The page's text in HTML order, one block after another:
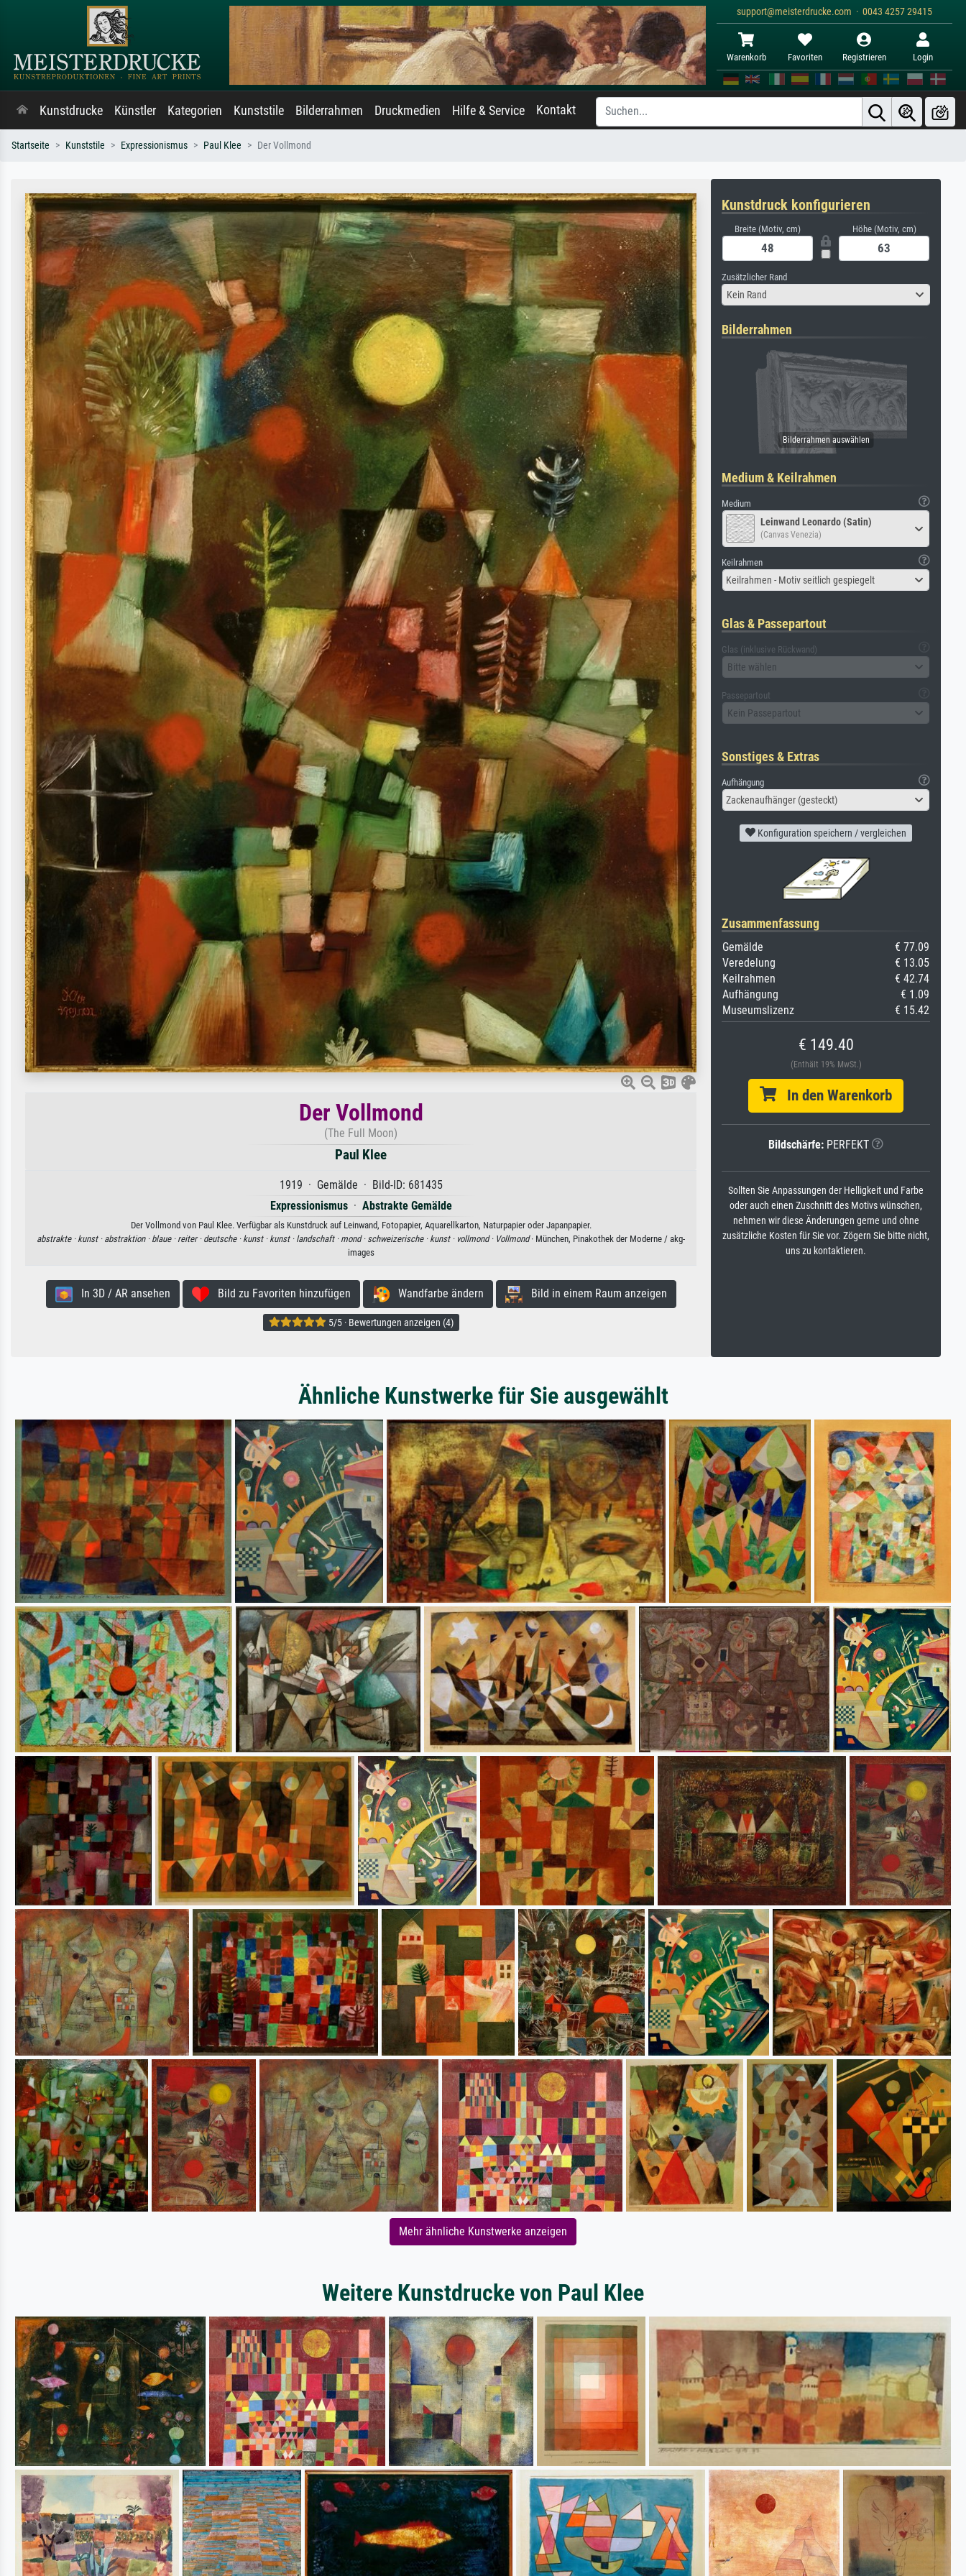
support@meisterdrucke.com · 0043 4257 29415
Warenkorb Favoriten Registrieren Login
Kunstdrucke Künstler Kategorien Kunststile Bilderrahmen Druckmedien Hilfe & Service Kontakt
Startseite Kunststile Expressionismus Paul Klee Der Vollmond
Der Vollmond
(The Full Moon)
Paul Klee
1919 · Gemälde · Bild-ID: 681435
Expressionismus· Abstrakte Gemälde
Der Vollmond von Paul Klee. Verfügbar als Kunstdruck auf Leinwand, Fotopapier, Aquarellkarton, Naturpapier oder Japanpapier.
abstrakte · kunst · abstraktion · blaue · reiter · deutsche · kunst · kunst · landschaft · mond · schweizerische · kunst · vollmond · Vollmond· München, Pinakothek der Moderne / akg-
images
In 3D / AR ansehen Bild zu Favoriten hinzufügen Wandfarbe ändern Bild in einem Raum anzeigen
5/5 · Bewertungen anzeigen (4)
Kunstdruck konfigurieren
Breite (Motiv, cm) Höhe (Motiv, cm)
Zusätzlicher Rand
Kein Rand
Bilderrahmen
Medium & Keilrahmen
Medium
Leinwand Leonardo (Satin)
(Canvas Venezia)
Keilrahmen
Keilrahmen - Motiv seitlich gespiegelt
Glas & Passepartout
Glas (inklusive Rückwand)
Bitte wählen
Passepartout
Kein Passepartout
Sonstiges & Extras
Aufhängung
Zackenaufhänger (gesteckt)
Konfiguration speichern / vergleichen
Zusammenfassung
Gemälde
€ 77.09
Veredelung
€ 13.05
Keilrahmen
€ 42.74
Aufhängung
€ 1.09
Museumslizenz
€ 15.42
€ 149.40
(Enthält 19% MwSt.)
In den Warenkorb
Bildschärfe: PERFEKT
Sollten Sie Anpassungen der Helligkeit und Farbe
oder auch einen Zuschnitt des Motivs wünschen,
nehmen wir diese Änderungen gerne und ohne
zusätzliche Kosten für Sie vor. Zögern Sie bitte nicht,
uns zu kontaktieren.
Ähnliche Kunstwerke für Sie ausgewählt
Mehr ähnliche Kunstwerke anzeigen
Weitere Kunstdrucke von Paul Klee